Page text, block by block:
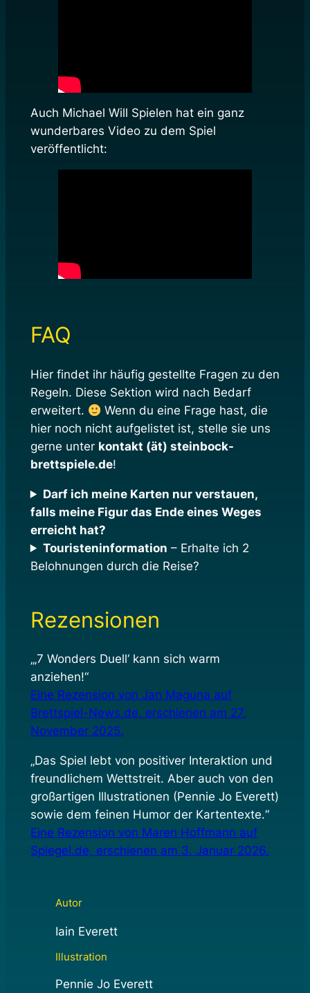
Auch Michael Will Spielen hat ein ganz
wunderbares Video zu dem Spiel
veröffentlicht:
FAQ
Hier findet ihr häufig gestellte Fragen zu den
Regeln. Diese Sektion wird nach Bedarf
erweitert.
Wenn du eine Frage hast, die
hier noch nicht aufgelistet ist, stelle sie uns
gerne unter kontakt (ät) steinbock-
brettspiele.de!
Darf ich meine Karten nur verstauen,
falls meine Figur das Ende eines Weges
erreicht hat?
Touristeninformation – Erhalte ich 2
Belohnungen durch die Reise?
Rezensionen
„‚7 Wonders Duell‘ kann sich warm
anziehen!“
Eine Rezension von Jan Maguna auf
Brettspiel-News.de, erschienen am 27.
November 2025.
„Das Spiel lebt von positiver Interaktion und
freundlichem Wettstreit. Aber auch von den
großartigen Illustrationen (Pennie Jo Everett)
sowie dem feinen Humor der Kartentexte.“
Eine Rezension von Maren Hoffmann auf
Spiegel.de, erschienen am 3. Januar 2026.
Autor
Iain Everett
Illustration
Pennie Jo Everett